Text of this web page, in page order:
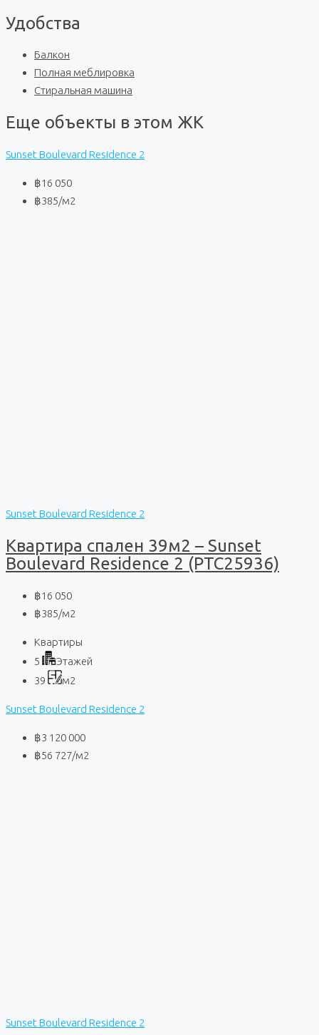
Удобства
Балкон
Полная меблировка
Стиральная машина
Еще объекты в этом ЖК
Sunset Boulevard Residence 2
฿16 050
฿385/м2
Sunset Boulevard Residence 2
Квартира спален 39м2 – Sunset
Boulevard Residence 2 (PTC25936)
฿16 050
฿385/м2
Квартиры
5
Этажей
39
м2
Sunset Boulevard Residence 2
฿3 120 000
฿56 727/м2
Sunset Boulevard Residence 2